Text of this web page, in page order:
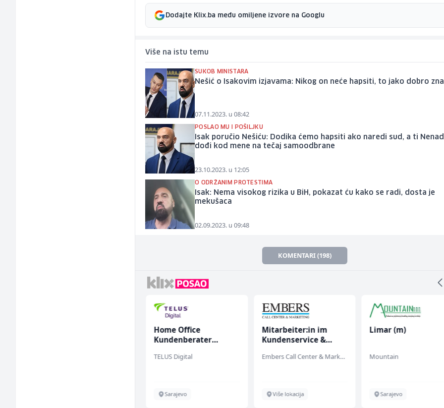
Dodajte Klix.ba među omiljene izvore na Googlu
Više na istu temu
SUKOB MINISTARA
Nešić o Isakovim izjavama: Nikog on neće hapsiti, to jako dobro zna
07.11.2023. u 08:42
POSLAO MU I POŠILJKU
Isak poručio Nešiću: Dodika ćemo hapsiti ako naredi sud, a ti
dođi kod mene na tečaj samoodbrane
23.10.2023. u 12:05
O ODRŽANIM PROTESTIMA
Isak: Nema visokog rizika u BiH, pokazat ću kako se radi, dosta je
mekušaca
02.09.2023. u 09:48
KOMENTARI (198)
Home Office
Kundenberater
TELUS Digital
Sarajevo
Mitarbeiter:in im
Kundenservice &
Embers Call Center & Marketing
Više lokacija
Limar (m)
Mountain
Sarajevo